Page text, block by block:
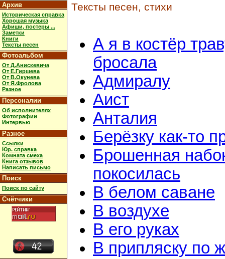
Архив
Историческая справка
Хорошая музыка
Афиши, постеры ...
Заметки
Книги
Тексты песен
Фотоальбом
От Д.Анискевича
От Е.Гиршева
От В.Окунева
От Я.Фролова
Разное
Персоналии
Об исполнителях
Фотографии
Интервью
Разное
Ссылки
Юр. справка
Комната смеха
Книга отзывов
Написать письмо
Поиск
Поиск по сайту
Счётчики
Тексты песен, стихи
А я в костёр
бросала
Адмиралу
Аист
Анталия
Берёзку как-то
Брошенная
покосилась
В белом саване
В воздухе
В его руках
В припляску по